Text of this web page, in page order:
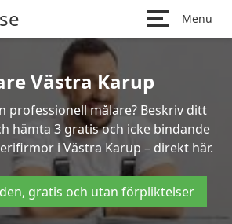
Menu
Västra Karup
professionell målare? Beskriv ditt
hämta 3 gratis och icke bindande
i Västra Karup – direkt här.
gratis och utan förpliktelser